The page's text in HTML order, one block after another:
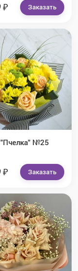
₽ Заказать
"Пчелка" №25
₽ Заказать